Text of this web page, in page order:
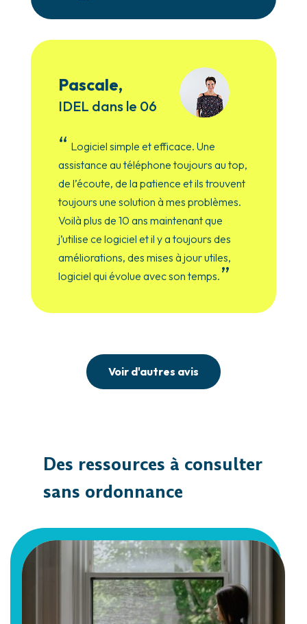
Pascale,
IDEL dans le 06
“ Logiciel simple et efficace. Une
assistance au téléphone toujours au top,
de l’écoute, de la patience et ils trouvent
toujours une solution à mes problèmes.
Voilà plus de 10 ans maintenant que
j’utilise ce logiciel et il y a toujours des
améliorations, des mises à jour utiles,
logiciel qui évolue avec son temps. ”
Voir d'autres avis
Des ressources à consulter
sans ordonnance